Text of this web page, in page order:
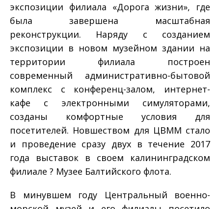
экспозиции филиала «Дорога жизни», где
была завершена масштабная
реконструкции. Наряду с созданием
экспозиции в новом музейном здании на
территории филиала построен
современный административно-бытовой
комплекс с конференц-залом, интернет-
кафе с электронными симуляторами,
созданы комфортные условия для
посетителей. Новшеством для ЦВММ стало
и проведение сразу двух в течение 2017
года выставок в своем калининградском
филиале ? Музее Балтийского флота.
В минувшем году Центральный военно-